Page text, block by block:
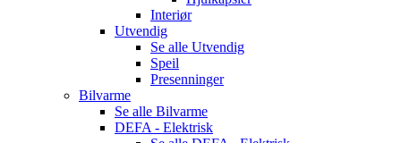
Interiør
Utvendig
Se alle Utvendig
Speil
Presenninger
Bilvarme
Se alle Bilvarme
DEFA - Elektrisk